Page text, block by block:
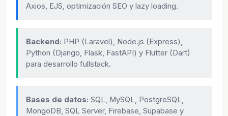
Axios, EJS, optimización SEO y lazy loading.
Backend: PHP (Laravel), Node.js (Express),
Python (Django, Flask, FastAPI) y Flutter (Dart)
para desarrollo fullstack.
Bases de datos: SQL, MySQL, PostgreSQL,
MongoDB, SQL Server, Firebase, Supabase y